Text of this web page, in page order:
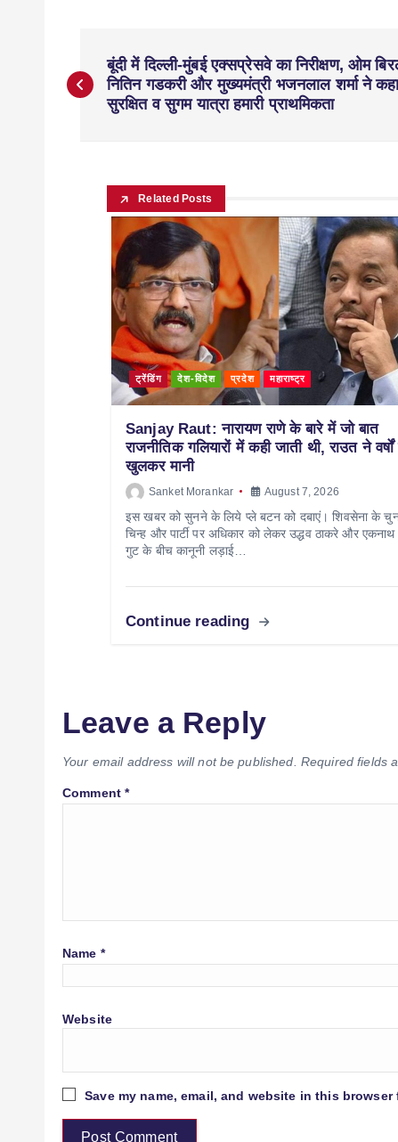
बूंदी में दिल्ली-मुंबई एक्सप्रेसवे का निरीक्षण, ओम
नितिन गडकरी और मुख्यमंत्री भजनलाल शर्मा ने
सुरक्षित व सुगम यात्रा हमारी प्राथमिकता
Related Posts
ट्रेंडिंग देश-विदेश प्रदेश महाराष्ट्र
Sanjay Raut: नारायण राणे के बारे में जो बात
राजनीतिक गलियारों में कही जाती थी, राउत ने वर्षों
खुलकर मानी
Sanket Morankar August 7, 2026
इस खबर को सुनने के लिये प्ले बटन को दबाएं। शिवसेना के
चिन्ह और पार्टी पर अधिकार को लेकर उद्धव ठाकरे और एकनाथ
गुट के बीच कानूनी लड़ाई…
Continue reading
Leave a Reply
Your email address will not be published. Required fields
Comment*
Name *
Website
Save my name, email, and website in this